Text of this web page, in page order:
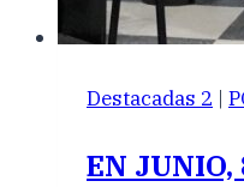
Destacadas 2 |
EN JUNIO,